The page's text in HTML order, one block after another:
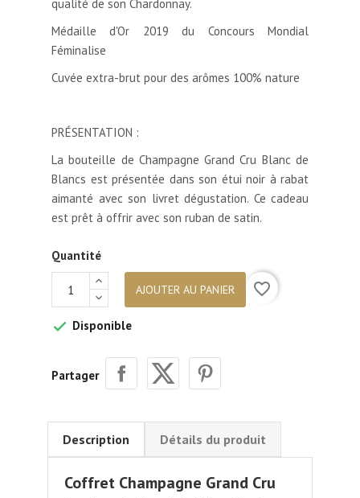
qualité de son Chardonnay.
Médaille d'Or 2019 du Concours Mondial
Féminalise
Cuvée extra-brut pour des arômes 100% nature
PRÉSENTATION :
La bouteille de Champagne Grand Cru Blanc de
Blancs est présentée dans son étui noir à rabat
aimanté avec son livret dégustation. Ce cadeau
est prêt à offrir avec son ruban de satin.
Quantité
AJOUTER AU PANIER favorite_border
 Disponible
Partager
Description Détails du produit
Coffret Champagne Grand Cru